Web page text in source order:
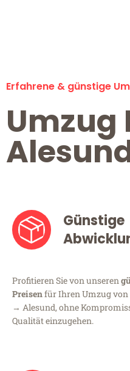
Erfahrene & günstige
Umzug
Günstige
Profitieren Sie von unseren
Preisenfür Ihren Umzug von
→ Alesund, ohne
Qualität einzugehen.